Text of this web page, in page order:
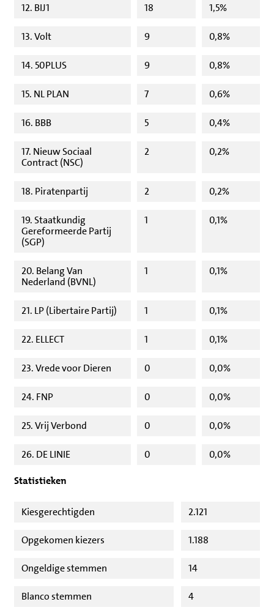
12. BIJ1 18 1,5%
13. Volt 9 0,8%
14. 50PLUS 9 0,8%
15. NL PLAN 7 0,6%
16. BBB 5 0,4%
17. Nieuw Sociaal
Contract (NSC)
2 0,2%
18. Piratenpartij 2 0,2%
19. Staatkundig
Gereformeerde Partij
(SGP)
1 0,1%
20. Belang Van
Nederland (BVNL)
1 0,1%
21. LP (Libertaire Partij) 1 0,1%
22. ELLECT 1 0,1%
23. Vrede voor Dieren 0 0,0%
24. FNP 0 0,0%
25. Vrij Verbond 0 0,0%
26. DE LINIE 0 0,0%
Statistieken
Kiesgerechtigden 2.121
Opgekomen kiezers 1.188
Ongeldige stemmen 14
Blanco stemmen 4